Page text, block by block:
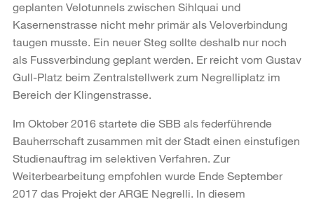
geplanten Velotunnels zwischen Sihlquai und
Kasernenstrasse nicht mehr primär als Veloverbindung
taugen musste. Ein neuer Steg sollte deshalb nur noch
als Fussverbindung geplant werden. Er reicht vom Gustav
Gull-Platz beim Zentralstellwerk zum Negrelliplatz im
Bereich der Klingenstrasse.
Im Oktober 2016 startete die SBB als federführende
Bauherrschaft zusammen mit der Stadt einen einstufigen
Studienauftrag im selektiven Verfahren. Zur
Weiterbearbeitung empfohlen wurde Ende September
2017 das Projekt der ARGE Negrelli. In diesem